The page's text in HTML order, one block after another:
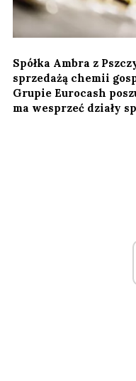
Spółka Ambra z
sprzedażą chemii
Grupie Eurocash
ma wesprzeć działy